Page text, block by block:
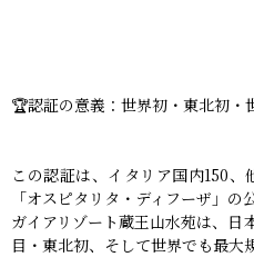
🏆認証の意義：世界初・東北初・
この認証は、イタリア国内150
「オスピタリタ・ディフーザ」の
ガイアリゾート蔵王山水苑は、日
目・東北初、そして世界でも最大